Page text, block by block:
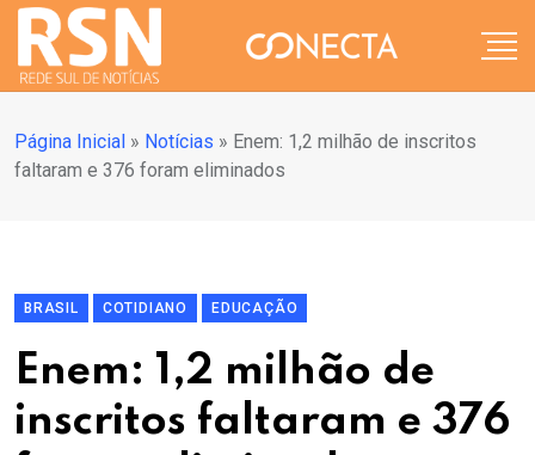
Página Inicial » Notícias » Enem: 1,2 milhão de inscritos
faltaram e 376 foram eliminados
BRASIL COTIDIANO EDUCAÇÃO
Enem: 1,2 milhão de
inscritos faltaram e 376